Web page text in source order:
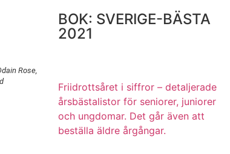
Rose,
BOK: SVERIGE-BÄSTA
2021
Friidrottsåret i siffror – detaljerade
årsbästalistor för seniorer, juniorer
och ungdomar. Det går även att
beställa äldre årgångar.